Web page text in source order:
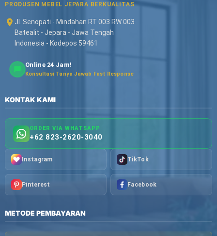
PRODUSEN MEBEL JEPARA BERKUALITAS
Jl. Senopati - Mindahan RT 003 RW 003
Batealit - Jepara - Jawa Tengah
Indonesia - Kodepos 59461
Online 24 Jam!
Konsultasi Tanya Jawab Fast Response
KONTAK KAMI
ORDER VIA WHATSAPP
+62 823-2620-3040
Instagram TikTok
Pinterest Facebook
METODE PEMBAYARAN